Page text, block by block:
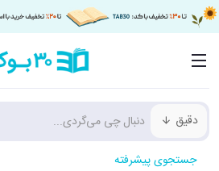
دقیق
جستجوی پیشرفته